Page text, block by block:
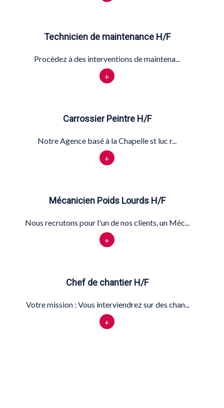
Technicien de maintenance H/F
Procèdez à des interventions de maintena...
+
Carrossier Peintre H/F
Notre Agence basé à la Chapelle st luc r...
+
Mécanicien Poids Lourds H/F
Nous recrutons pour l'un de nos clients, un Méc...
+
Chef de chantier H/F
Votre mission : Vous interviendrez sur des chan...
+